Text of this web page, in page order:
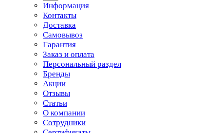
Информация
Контакты
Доставка
Самовывоз
Гарантия
Заказ и оплата
Персональный раздел
Бренды
Акции
Отзывы
Статьи
О компании
Сотрудники